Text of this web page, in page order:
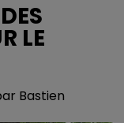
LE
Bastien